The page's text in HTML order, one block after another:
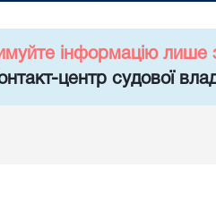
інформацію лише
центр судової